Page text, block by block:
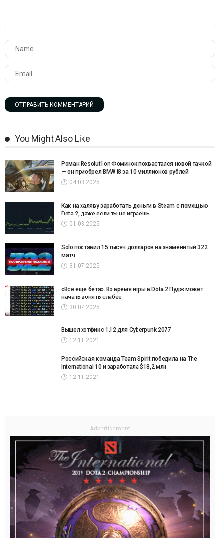
You Might Also Like
Роман Resolut1on Фоминок похвастался новой тачкой
— он приобрел BMW i8 за 10 миллионов рублей
04.08.2025
Как на халяву заработать деньги в Steam с помощью
Dota 2, даже если ты не играешь
01.08.2025
Solo поставил 15 тысяч долларов на знаменитый 322
матч
31.07.2025
«Все еще бета». Во время игры в Dota 2 Пудж может
начать вонять слабее
30.07.2025
Вышел хотфикс 1.12 для Cyberpunk 2077
12.11.2021
Российская команда Team Spirit победила на The
International 10 и заработала $18,2 млн
12.11.2021
- Advertisement -